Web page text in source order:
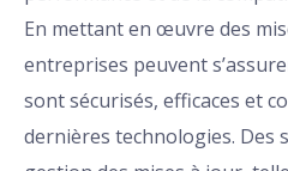
En mettant en œuvre des
entreprises peuvent
sont sécurisés, efficaces et
dernières technologies. Des